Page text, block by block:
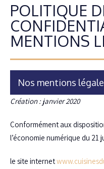
POLITIQUE
MENTIONS
Nos mentions
Création : janvier 2020
Conformément aux
l’économie numérique du 21
le site internet